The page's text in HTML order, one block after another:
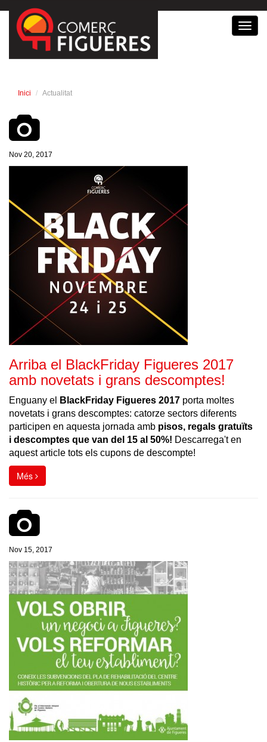
Inici Actualitat
Nov 20, 2017
Arriba el BlackFriday Figueres 2017
amb novetats i grans descomptes!
Enguany el BlackFriday Figueres 2017 porta moltes
novetats i grans descomptes: catorze sectors diferents
participen en aquesta jornada amb pisos, regals gratuïts
i descomptes que van del 15 al 50%! Descarrega't en
aquest article tots els cupons de descompte!
Més
Nov 15, 2017